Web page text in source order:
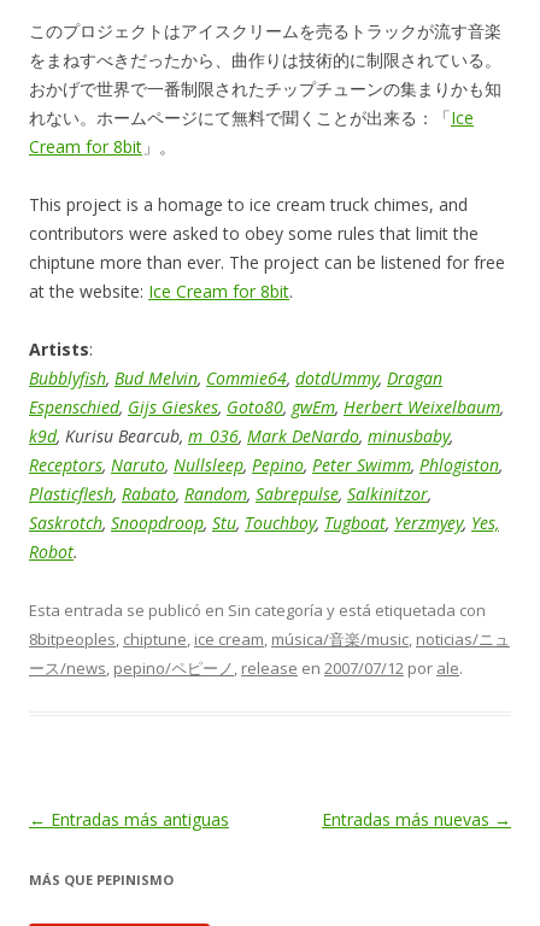
このプロジェクトはアイスクリームを売るトラックが流す音楽
をまねすべきだったから、曲作りは技術的に制限されている。
おかげで世界で一番制限されたチップチューンの集まりかも知
れない。ホームページにて無料で聞くことが出来る：「Ice
Cream for 8bit 」。
This project is a homage to ice cream truck chimes, and
contributors were asked to obey some rules that limit the
chiptune more than ever. The project can be listened for free
at the website: Ice Cream for 8bit.
Artists:
Bubblyfish, Bud Melvin, Commie64, dotdUmmy, Dragan
Espenschied, Gijs Gieskes, Goto80, gwEm, Herbert Weixelbaum,
k9d, Kurisu Bearcub, m_036, Mark DeNardo, minusbaby,
Receptors, Naruto, Nullsleep, Pepino, Peter Swimm, Phlogiston,
Plasticflesh, Rabato, Random, Sabrepulse, Salkinitzor,
Saskrotch, Snoopdroop, Stu, Touchboy, Tugboat, Yerzmyey, Yes,
Robot.
Esta entrada se publicó en Sin categoría y está etiquetada con
8bitpeoples, chiptune, ice cream, música/音楽/music, noticias/ニュ
ース/news, pepino/ペピーノ, release en 2007/07/12 por ale.
Navegación
entradas
← Entradas más antiguas Entradas más nuevas →
MÁS QUE PEPINISMO